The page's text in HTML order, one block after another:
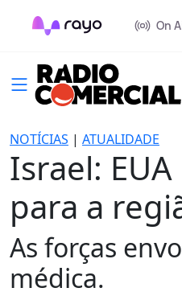
On
NOTÍCIAS | ATUALIDADE
Israel:
para a
As forças
médica.